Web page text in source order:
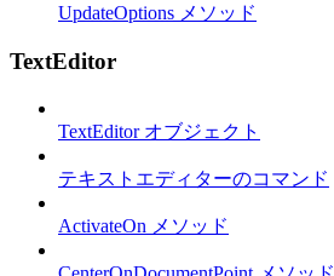
UpdateOptions メソッド
TextEditor
TextEditor オブジェクト
テキストエディターのコマンド
ActivateOn メソッド